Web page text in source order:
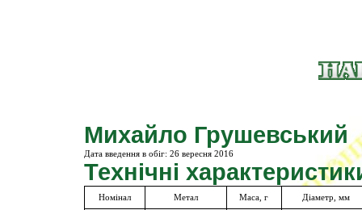
Михайло Грушевський
Дата введення в обіг: 26 вересня 2016
Технічні
Номінал Метал Маса, г
Діаметр, мм